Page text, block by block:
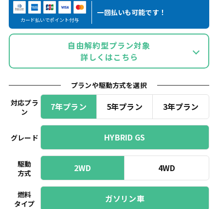
カード払いでポイント付与
一回払いも可能です！
自由解約型プラン対象
詳しくはこちら
プランや駆動方式を選択
対応プラ
ン
7年プラン 5年プラン 3年プラン
グレード HYBRID GS
駆動
方式
2WD 4WD
燃料
タイプ
ガソリン車